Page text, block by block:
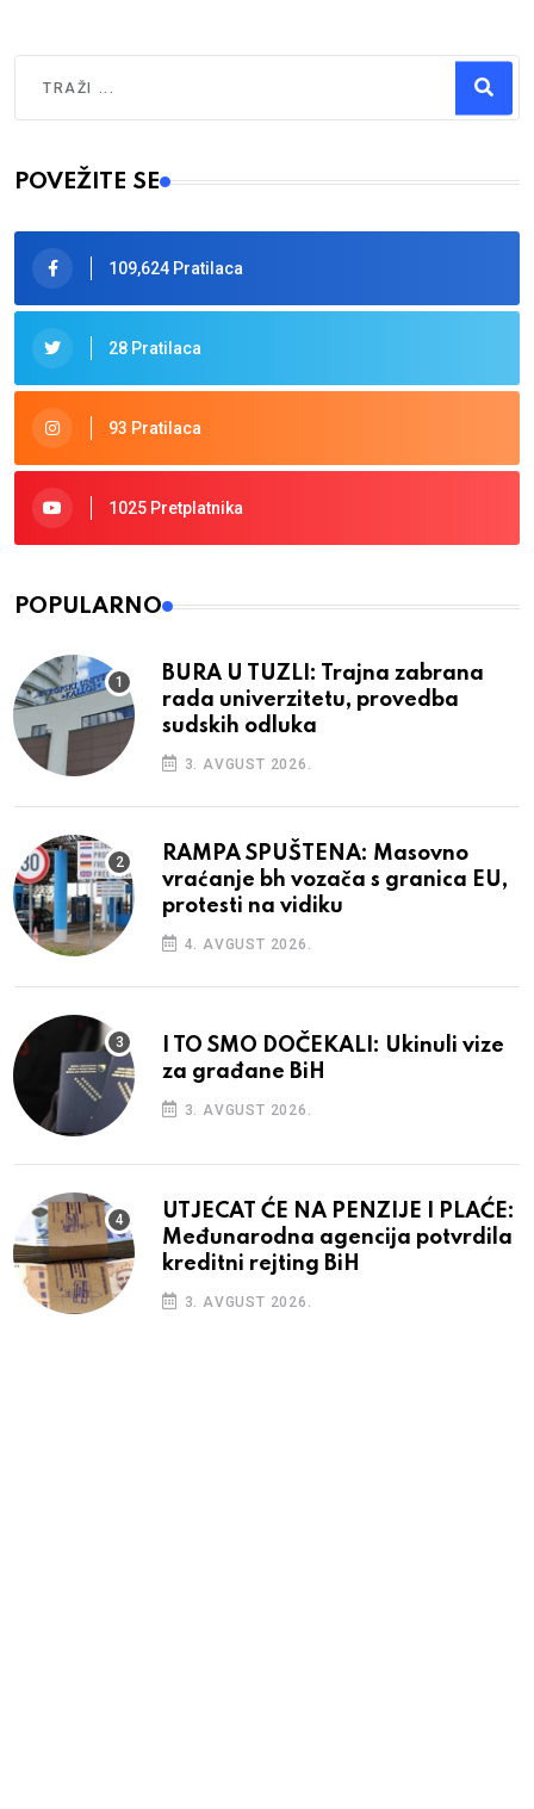
Type 2 or more characters for results.
POVEŽITE SE
109,624 Pratilaca
28 Pratilaca
93 Pratilaca
1025 Pretplatnika
POPULARNO
BURA U TUZLI: Trajna zabrana
rada univerzitetu, provedba
sudskih odluka
3. AVGUST 2026.
RAMPA SPUŠTENA: Masovno
vraćanje bh vozača s granica EU,
protesti na vidiku
4. AVGUST 2026.
I TO SMO DOČEKALI: Ukinuli vize
za građane BiH
3. AVGUST 2026.
UTJECAT ĆE NA PENZIJE I PLAĆE:
Međunarodna agencija potvrdila
kreditni rejting BiH
3. AVGUST 2026.